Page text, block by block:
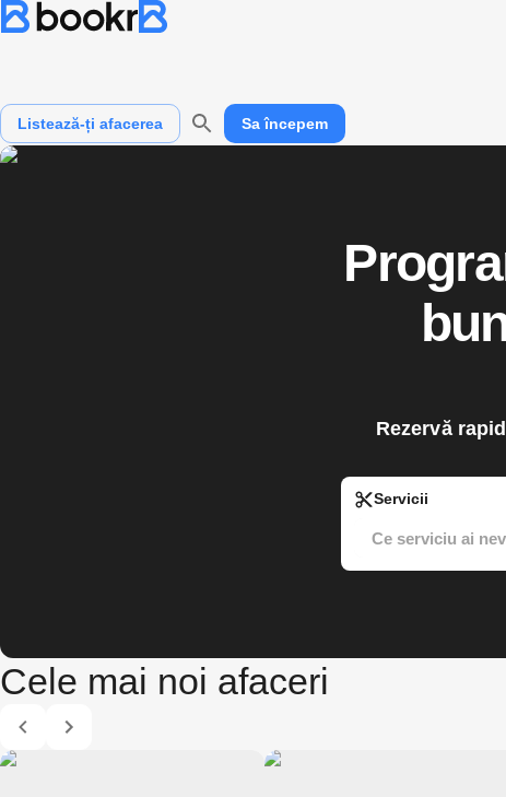
Listează-ți afacerea Sa începem
Rezervă
Servicii
Cele mai noi afaceri